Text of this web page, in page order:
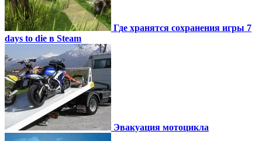
Где хранятся сохранения игры 7
days to die в Steam
Эвакуация мотоцикла